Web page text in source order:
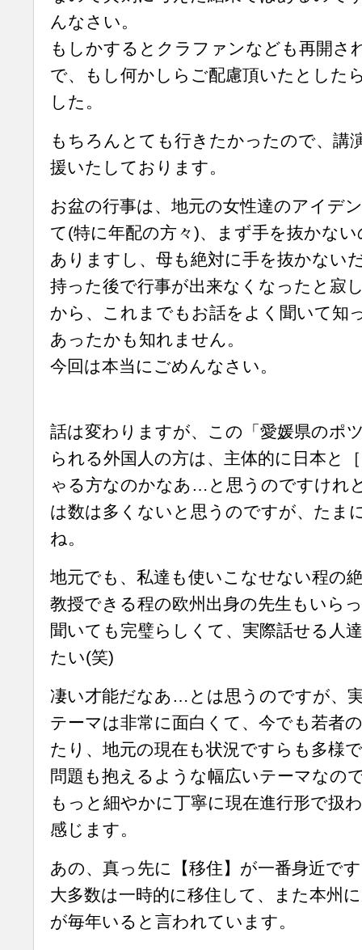
んなさい。
もしかするとクラファンなども再開さ
で、もし何かしらご配慮頂いたとした
した。
もちろんとても行きたかったので、講
援いたしております。
お盆の行事は、地元の女性達のアイデ
て(特に年配の方々)、まず手を抜かな
ありますし、母も絶対に手を抜かない
持った後で行事が出来なくなったと寂
から、これまでもお話をよく聞いて知
あったかも知れません。
今回は本当にごめんなさい。
話は変わりますが、この「愛媛県のポ
られる外国人の方は、主体的に日本と
ゃる方なのかなあ…と思うのですけれ
は数は多くないと思うのですが、たま
ね。
地元でも、私達も使いこなせない程の
教授できる程の欧州出身の先生もいら
聞いても完璧らしくて、実際話せる人
たい(笑)
凄い才能だなあ…とは思うのですが、
テーマは非常に面白くて、今でも若者
たり、地元の現在も状況ですらも多様
問題も抱えるような幅広いテーマなの
もっと細やかに丁寧に現在進行形で扱
感じます。
あの、真っ先に【移住】が一番身近で
大多数は一時的に移住して、また本州
が毎年いると言われています。